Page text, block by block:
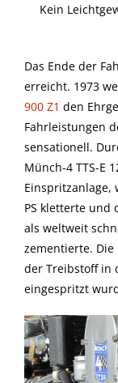
Kein
Das Ende der
erreicht. 1973
900 Z1 den
Fahrleistungen
sensationell.
Münch-4 TTS-E
Einspritzanlage,
PS kletterte und
als weltweit
zementierte. Die
der Treibstoff in
eingespritzt